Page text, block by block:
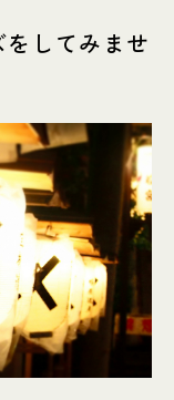
してみませ